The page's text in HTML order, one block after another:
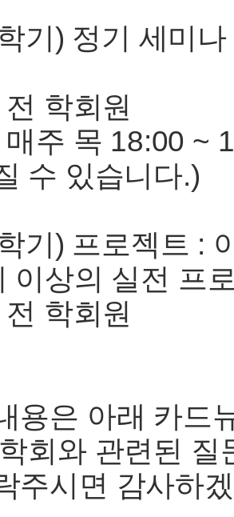
기) 정기 세미
학회원
매주 목 18:00 ~
수 있습니다.)
기) 프로젝트 :
이상의 실전 프
학회원
용은 아래 카드
회와 관련된
주시면 감사하